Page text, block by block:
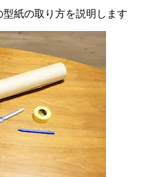
紙の取り方を説明します